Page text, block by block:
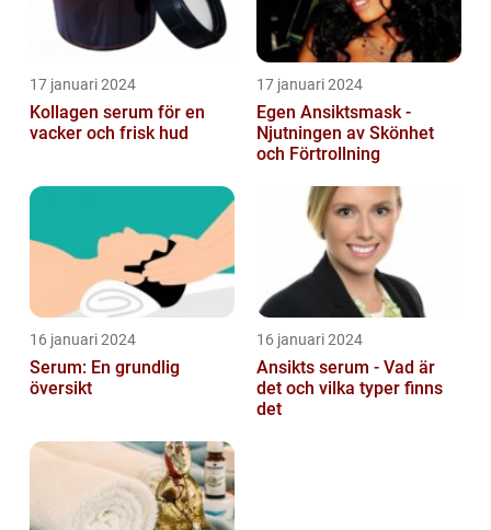
17 januari 2024
Kollagen serum för en
vacker och frisk hud
17 januari 2024
Egen Ansiktsmask -
Njutningen av Skönhet
och Förtrollning
16 januari 2024
Serum: En grundlig
översikt
16 januari 2024
Ansikts serum - Vad är
det och vilka typer finns
det